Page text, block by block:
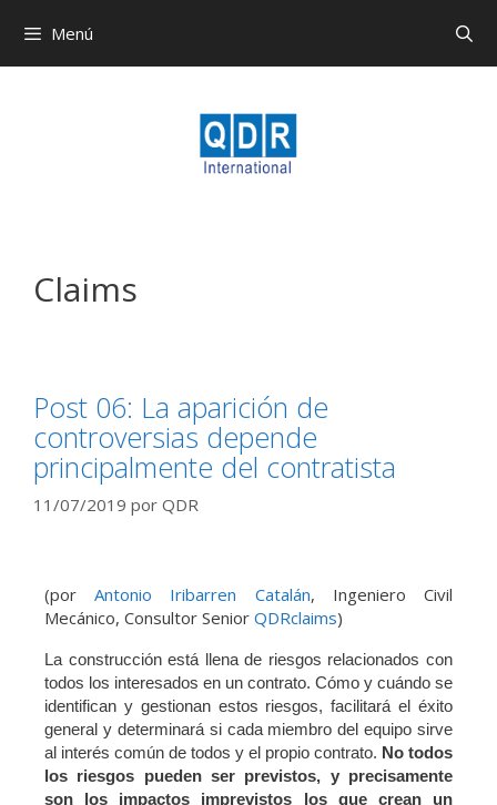
Menú
Claims
Post 06: La aparición de
controversias depende
principalmente del contratista
11/07/2019 por QDR
(porAntonio Iribarren Catalán, Ingeniero Civil
Mecánico, Consultor Senior QDRclaims)
La construcción está llena de riesgos relacionados con
todos los interesados en un contrato. Cómo y cuándo se
identifican y gestionan estos riesgos, facilitará el éxito
general y determinará si cada miembro del equipo sirve
al interés común de todos y el propio contrato. No todos
los riesgos pueden ser previstos, y precisamente
son los impactos imprevistos los que crean un